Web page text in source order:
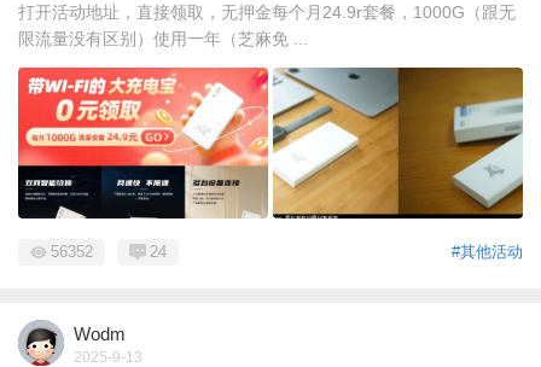
打开活动地址，直接领取，无押金每个月24.9r套餐，1000G（跟无
限流量没有区别）使用一年（芝麻免 ...
#其他活动
56352 24
Wodm
2025-9-13